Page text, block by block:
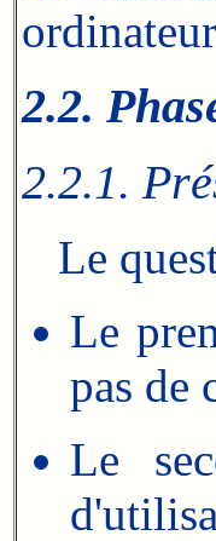
2.2.
2.2.1.
Le
Le
pas de
Le